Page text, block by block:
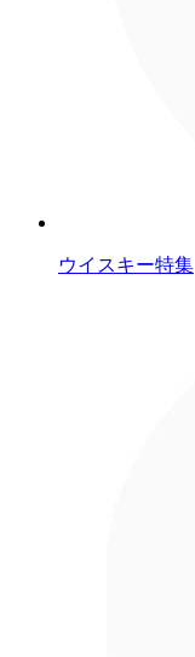
ウイスキー特集